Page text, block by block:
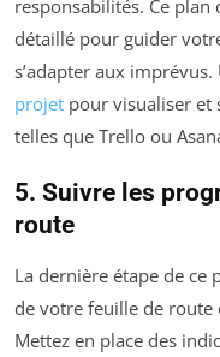
responsabilités. Ce
détaillé pour guider
s’adapter aux
projet pour visualiser et
telles que Trello ou
5. Suivre les
route
La dernière étape de ce
de votre feuille de route
Mettez en place des